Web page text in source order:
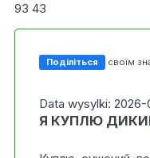
93 43
Поділіться своїм
Data wysylki:
Я КУПЛЮ